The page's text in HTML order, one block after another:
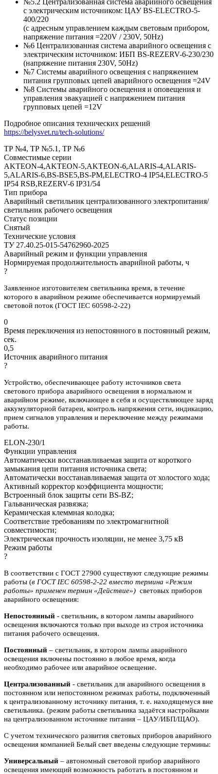
№5.2 Централизованная система аварийного освещения
с электрическим источником: ЦАУ BS-ELEСTRO-5-
400/220
(c адресным управлением каждым световым прибором,
напряжение питания =220V / 230V, 50Hz)
№6 Централизованная система аварийного освещения с
электрическим источником: ИБП BS-REZERV-6-230/230
(напряжение питания 230V, 50Hz)
№7 Системы аварийного освещения с напряжением
питания групповых цепей аварийного освещения =24V
№8 Системы аварийного освещения и оповещения и
управления эвакуацией с напряжением питания
групповых цепей =12V
Подробное описания технических решений
https://belysvet.ru/tech-solutions/
ТР №4, ТР №5.1, ТР №6
Совместимые серии
AKTEON-4,AKTEON-5,AKTEON-6,ALARIS-4,ALARIS-
5,ALARIS-6,BS-BSE5,BS-PM,ELECTRO-4 IP54,ELECTRO-5
IP54 RSB,REZERV-6 IP31/54
Тип прибора
Аварийный светильник централизованного электропитания/
светильник рабочего освещения
Статус позиции
Снятый
Технические условия
ТУ 27.40.25-015-54762960-2025
Аварийный режим и функции управления
Нормируемая продолжительность аварийной работы, ч
?
Заявленное изготовителем светильника время, в течение
которого в аварийном режиме обеспечивается нормируемый
световой поток (ГОСТ IEC 60598-2-22)
0
Время переключения из непостоянного в постоянный режим,
сек.
0,5
Источник аварийного питания
?
Устройство, обеспечивающее работу источников света
светового прибора аварийного освещения в нормальном и
аварийном режиме, включающее в себя и осуществляющее заряд
аккумуляторной батареи, контроль напряжения сети, индикацию,
прием сигналов управления и переключение между режимами
работы.
ELON-230/1
Функции управления
Автоматически восстанавливаемая защита от короткого
замыкания цепи питания источника света;
Автоматически восстанавливаемая защита от холостого хода;
Активный корректор коэффициента мощности;
Встроенный блок защиты сети BS-BZ;
Гальваническая развязка;
Керамическая клеммная колодка;
Соответствие требованиям по электромагнитной
совместимости;
Электрическая прочность изоляции, не менее 3,75 кВ
Режим работы
?
В соответствии с ГОСТ 27900 существуют следующие режимы
работы (в ГОСТ IEC 60598-2-22 вместо термина «Режим
работы» применен термин «Действие») световых приборов
аварийного освещения:
Непостоянный - светильник, в котором лампы аварийного
освещения включаются только при выходе из строя источника
питания рабочего освещения.
Постоянный – светильник, в котором лампы аварийного
освещения включены постоянно в любое время, когда
необходимо рабочее или аварийное освещение.
Централизованный - светильник для аварийного освещения в
постоянном или непостоянном режимах работы, подключенный
к централизованному источнику питания, т. е. находящемуся вне
светильника. (режим работы светильника задаётся настройками
на централизованном источнике питания – ЦАУ/ИБП/ЩАО).
С учетом технического развития световых приборов аварийного
освещения компанией Белый свет введены следующие термины:
Универсальный – автономный световой прибор аварийного
освещения имеющий возможность работать в постоянном и